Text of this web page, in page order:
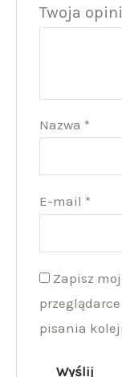
Twoja
Nazwa *
E-mail *
Zapisz
pisania